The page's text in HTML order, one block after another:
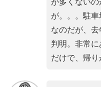
が。。。駐
なのだが、
判明。非常
だけで、帰り